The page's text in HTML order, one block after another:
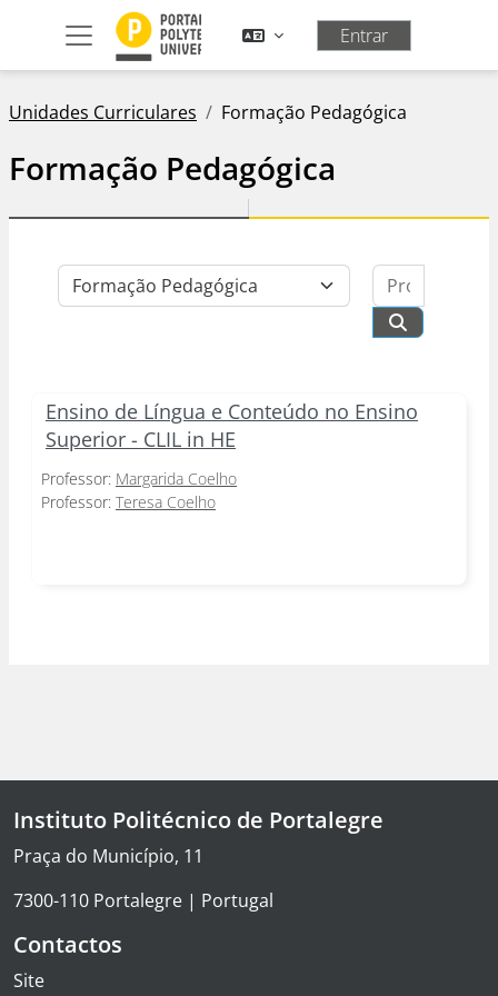
Ir para o conteúdo principal
Painel lateral
Entrar
Unidades Curriculares Formação Pedagógica
Formação Pedagógica
Categorias de Unidades Curriculares
Procurar
Ensino de Língua e Conteúdo no Ensino
Superior - CLIL in HE
Professor: Margarida Coelho
Professor: Teresa Coelho
Instituto Politécnico de Portalegre
Praça do Município, 11
7300-110 Portalegre | Portugal
Contactos
Site